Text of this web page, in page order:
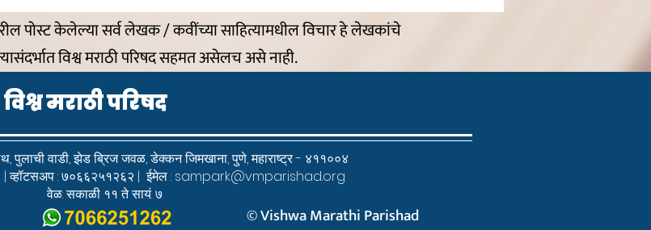
पोस्ट केलेल्या सर्व लेखक / कवींच्या साहित्यामधील विचार हे लेखकांचे
विश्व मराठी परिषद सहमत असेलच असे नाही.
विश्व मराठी परिषद
पुलाची वाडी,झेड ब्रिज जवळ, डेक्कन जिमखाना,पुणे, महाराष्ट्र - ४११००४
व्हॉटसअप : ७०६६२५१२६२ | ईमेल : sampark@vmparishad.org
वेळ: सकाळी ११ ते सायं. ७
© Vishwa Marathi Parishad